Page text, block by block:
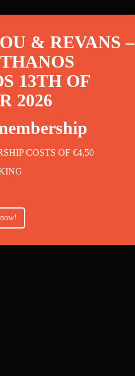
& REVANS –
13TH OF
2026
COSTS OF €4,50